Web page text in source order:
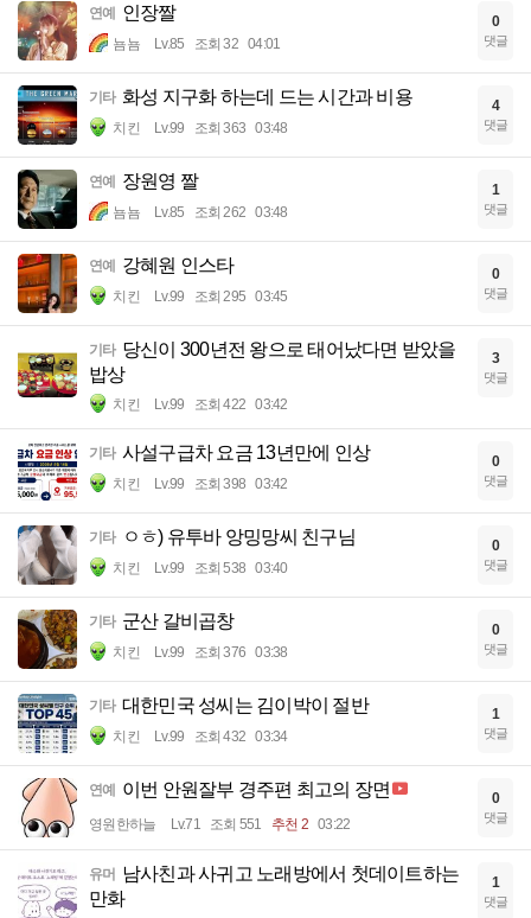
연예 인장짤
뇸뇸 Lv.85 조회 32 04:01
0
댓글
기타 화성 지구화 하는데 드는 시간과 비용
치킨 Lv.99 조회 363 03:48
4
댓글
연예 장원영 짤
뇸뇸 Lv.85 조회 262 03:48
1
댓글
연예 강혜원 인스타
치킨 Lv.99 조회 295 03:45
0
댓글
기타 당신이 300년전 왕으로 태어났다면 받았을
밥상
치킨 Lv.99 조회 422 03:42
3
댓글
기타 사설구급차 요금 13년만에 인상
치킨 Lv.99 조회 398 03:42
0
댓글
기타 ㅇㅎ) 유투바 앙밍망씨 친구님
치킨 Lv.99 조회 538 03:40
0
댓글
기타 군산 갈비곱창
치킨 Lv.99 조회 376 03:38
0
댓글
기타 대한민국 성씨는 김이박이 절반
치킨 Lv.99 조회 432 03:34
1
댓글
연예 이번 안원잘부 경주편 최고의 장면
영원한하늘 Lv.71 조회 551 추천 2 03:22
0
댓글
유머 남사친과 사귀고 노래방에서 첫데이트하는
만화
1
댓글